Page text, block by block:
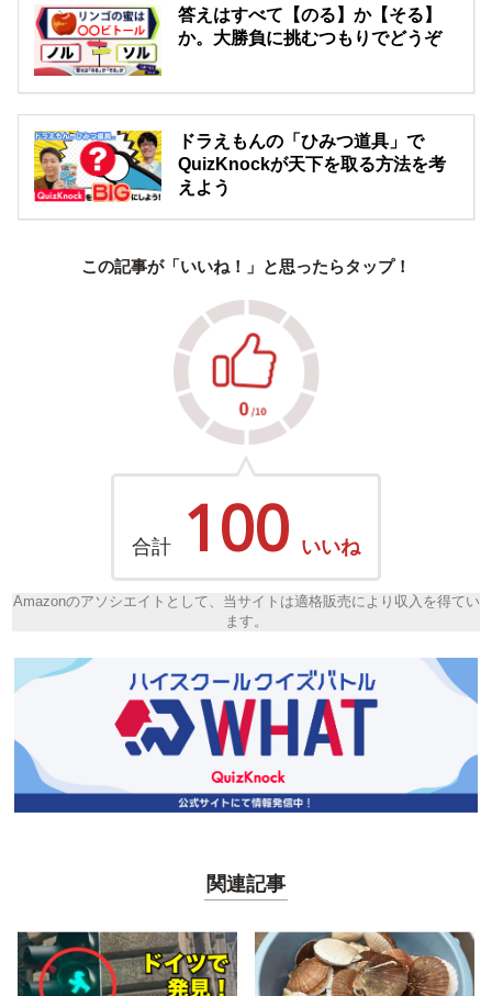
答えはすべて【のる】か【そる】
か。大勝負に挑むつもりでどうぞ
ドラえもんの「ひみつ道具」で
QuizKnockが天下を取る方法を考
えよう
この記事が「いいね！」と思ったらタップ！
合計 100 いいね
Amazonのアソシエイトとして、当サイトは適格販売により収入を得てい
ます。
関連記事